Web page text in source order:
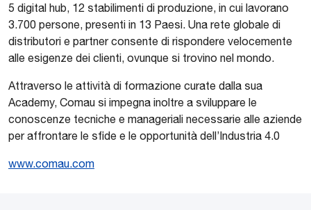
5 digital hub, 12 stabilimenti di produzione, in cui lavorano
3.700 persone, presenti in 13 Paesi. Una rete globale di
distributori e partner consente di rispondere velocemente
alle esigenze dei clienti, ovunque si trovino nel mondo.
Attraverso le attività di formazione curate dalla sua
Academy, Comau si impegna inoltre a sviluppare le
conoscenze tecniche e manageriali necessarie alle aziende
per affrontare le sfide e le opportunità dell’Industria 4.0
www.comau.com